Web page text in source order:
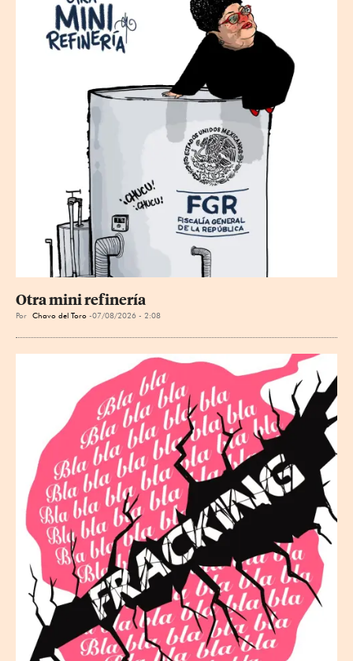
Otra mini refinería
Por Chavo del Toro 07/08/2026 - 2:08